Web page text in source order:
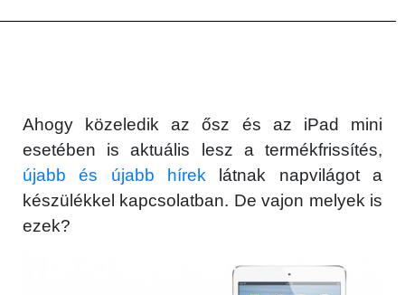
Ahogy közeledik az ősz és az iPad mini
esetében is aktuális lesz a termékfrissítés,
újabb és újabb hírek látnak napvilágot a
készülékkel kapcsolatban. De vajon melyek is
ezek?